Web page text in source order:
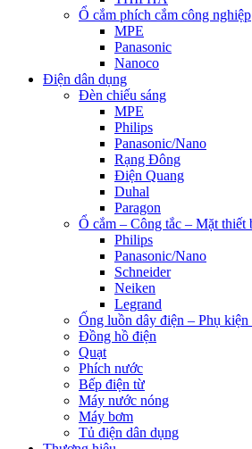
Ổ cắm phích cắm công nghiệp
MPE
Panasonic
Nanoco
Điện dân dụng
Đèn chiếu sáng
MPE
Philips
Panasonic/Nano
Rạng Đông
Điện Quang
Duhal
Paragon
Ổ cắm – Công tắc – Mặt thiết
Philips
Panasonic/Nano
Schneider
Neiken
Legrand
Ống luồn dây điện – Phụ
Đồng hồ điện
Quạt
Phích nước
Bếp điện từ
Máy nước nóng
Máy bơm
Tủ điện dân dụng